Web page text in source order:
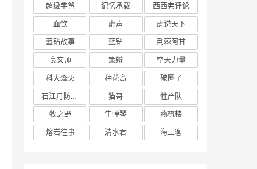
超级学爸
记忆承载
西西弗评论
血饮
虚声
虎说天下
蓝钻故事
蓝钻
荆棘阿甘
良文师
策辩
空天力量
科大烽火
种花岛
破圈了
石江月防务观察
猫哥
牲产队
牧之野
牛弹琴
燕梳楼
熔岩往事
清水君 海上客